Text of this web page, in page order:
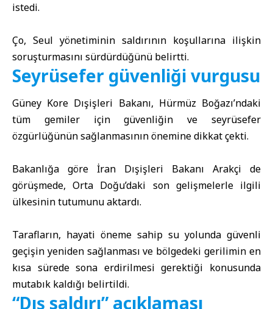
istedi.
Ço, Seul yönetiminin saldırının koşullarına ilişkin
soruşturmasını sürdürdüğünü belirtti.
Seyrüsefer güvenliği vurgusu
Güney Kore Dışişleri Bakanı, Hürmüz Boğazı’ndaki
tüm gemiler için güvenliğin ve seyrüsefer
özgürlüğünün sağlanmasının önemine dikkat çekti.
Bakanlığa göre İran Dışişleri Bakanı Arakçi de
görüşmede, Orta Doğu’daki son gelişmelerle ilgili
ülkesinin tutumunu aktardı.
Tarafların, hayati öneme sahip su yolunda güvenli
geçişin yeniden sağlanması ve bölgedeki gerilimin en
kısa sürede sona erdirilmesi gerektiği konusunda
mutabık kaldığı belirtildi.
“Dış saldırı” açıklaması